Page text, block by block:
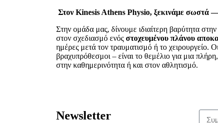
Στον Kinesis Athens Physio, ξεκινάμε σωστά —
Στην ομάδα μας, δίνουμε ιδιαίτερη βαρύτητα στην
στον σχεδιασμό ενός στοχευμένου πλάνου
ημέρες μετά τον τραυματισμό ή το χειρουργείο.
βραχυπρόθεσμοι – είναι το θεμέλιο για μια
στην καθημερινότητα ή και στον αθλητισμό.
Newsletter